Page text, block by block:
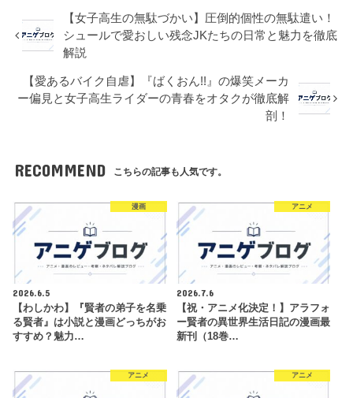
【女子高生の無駄づかい】圧倒的個性の無駄遣い！
シュールで愛おしい残念JKたちの日常と魅力を徹底
解説
【愛あるバイク自虐】『ばくおん!!』の爆笑メーカ
ー偏見と女子高生ライダーの青春をオタクが徹底解
剖！
RECOMMEND こちらの記事も人気です。
漫画
2026.6.5
【わしかわ】『賢者の弟子を名乗
る賢者』は小説と漫画どっちがお
すすめ？魅力…
アニメ
2026.7.6
【祝・アニメ化決定！】アラフォ
ー賢者の異世界生活日記の漫画最
新刊（18巻…
アニメ アニメ